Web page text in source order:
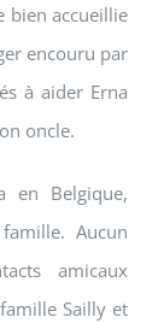
bien accueillie
encouru par
à aider Erna
oncle.
en Belgique,
Aucun
amicaux
Sailly et